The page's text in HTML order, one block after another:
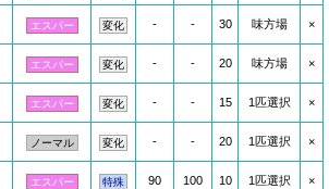
エスパー 変化 - - 30 味方場 ×
エスパー 変化 - - 20 味方場 ×
エスパー 変化 - - 15 1匹選択 ×
ノーマル 変化 - - 20 1匹選択 ×
エスパー 特殊 90 100 10 1匹選択 ×